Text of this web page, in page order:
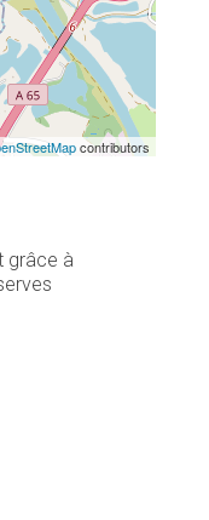
contributors
grâce à